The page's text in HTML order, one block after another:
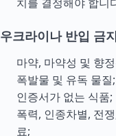
우크라이나 반입 금
마약, 마약성 및 향
폭발물 및 유독 물질;
인증서가 없는 식품;
폭력, 인종차별, 전
료;